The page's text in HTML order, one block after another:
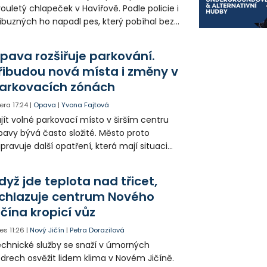
chlapeček v Havířově. Podle policie i
ho napadl pes, který pobíhal bez
psa hledá.
rozšiřuje parkování.
nová místa i změny v
zónách
17:24 | Opava |Yvona Fajtová
volné parkovací místo v širším centru
bývá často složité. Město proto
další opatření, která mají situaci
řidiče v parkovacích zónách.
jde teplota nad třicet,
centrum Nového
kropicí vůz
11:26 |Nový Jičín |Petra Dorazilová
služby se snaží v úmorných
osvěžit lidem klima v Novém Jičíně.